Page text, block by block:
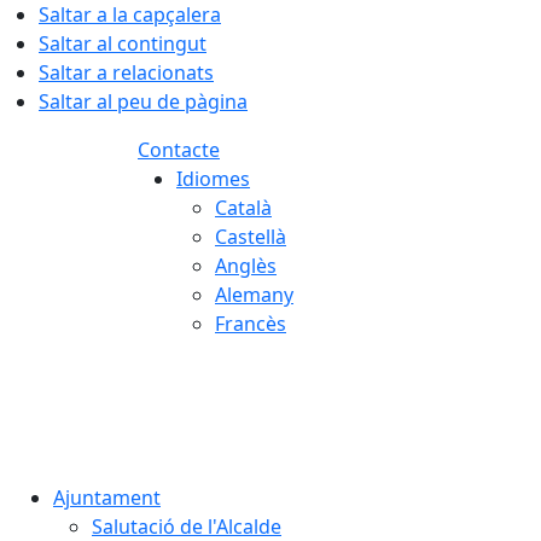
Saltar a la capçalera
Saltar al contingut
Saltar a relacionats
Saltar al peu de pàgina
Contacte
Idiomes
Català
Castellà
Anglès
Alemany
Francès
Ajuntament
Salutació de l'Alcalde